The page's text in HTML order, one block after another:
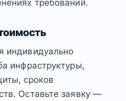
требований.
индивидуально
инфраструктуры,
сроков
Оставьте заявку —